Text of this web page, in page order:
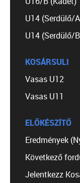
U14 (Serdülő/
U14 (Serdülő/
KOSÁRSULI
Vasas U12
Vasas U11
ELŐKÉSZÍTŐ
Eredmények
Következő
Jelentkezz